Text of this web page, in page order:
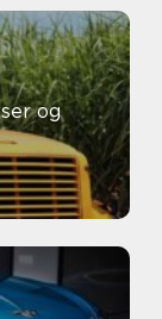
og